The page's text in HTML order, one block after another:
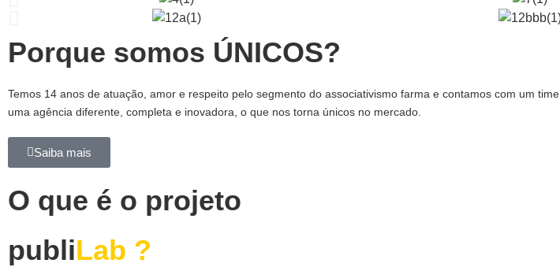
Porque somos ÚNICOS?
Temos 14 anos de atuação, amor e respeito pelo segmento do associativismo farma e contamos com um
uma agência diferente, completa e inovadora, o que nos torna únicos no mercado.
Saiba mais
O que é o projeto
publiLab ?